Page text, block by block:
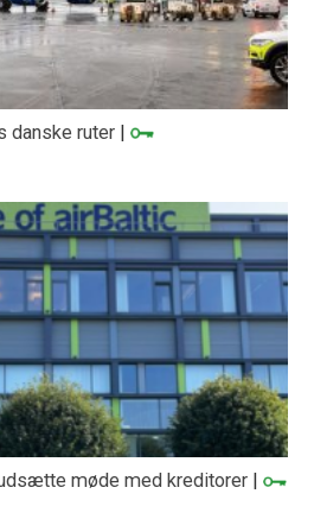
danske ruter |
møde med kreditorer |